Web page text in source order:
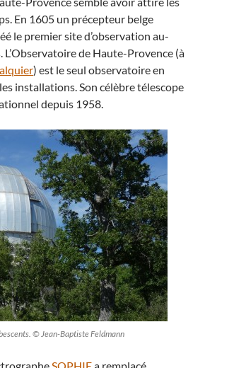
En 1605 un précepteur belge
le premier site d’observation au-
L’Observatoire de Haute-Provence (à
) est le seul observatoire en
installations. Son célèbre télescope
depuis 1958.
© Jean-Baptiste Feldmann